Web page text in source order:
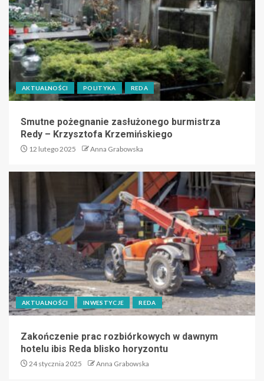
AKTUALNOŚCI POLITYKA REDA
Smutne pożegnanie zasłużonego burmistrza
Redy – Krzysztofa Krzemińskiego
12 lutego 2025 Anna Grabowska
AKTUALNOŚCI INWESTYCJE REDA
Zakończenie prac rozbiórkowych w dawnym
hotelu ibis Reda blisko horyzontu
24 stycznia 2025 Anna Grabowska